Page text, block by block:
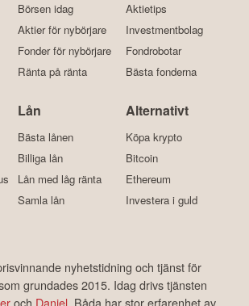
Börsen idag
Aktier för nybörjare
Fonder för nybörjare
Ränta på ränta
Aktietips
Investmentbolag
Fondrobotar
Bästa fonderna
Lån
Bästa lånen
Billiga lån
Lån med låg ränta
Samla lån
Alternativt
Köpa krypto
Bitcoin
Ethereum
Investera i guld
nyhetstidning och tjänst för
grundades 2015. Idag drivs tjänsten
och Daniel. Båda har stor erfarenhet av